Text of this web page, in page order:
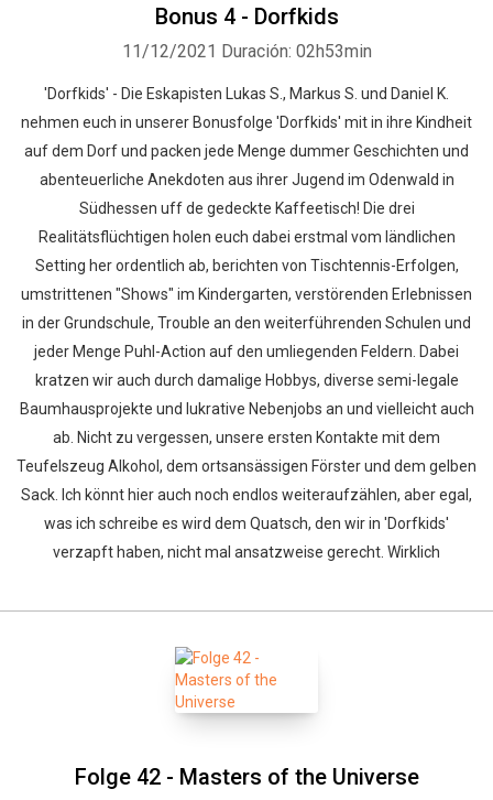
Bonus 4 - Dorfkids
11/12/2021 Duración: 02h53min
'Dorfkids' - Die Eskapisten Lukas S., Markus S. und Daniel K.
nehmen euch in unserer Bonusfolge 'Dorfkids' mit in ihre Kindheit
auf dem Dorf und packen jede Menge dummer Geschichten und
abenteuerliche Anekdoten aus ihrer Jugend im Odenwald in
Südhessen uff de gedeckte Kaffeetisch! Die drei
Realitätsflüchtigen holen euch dabei erstmal vom ländlichen
Setting her ordentlich ab, berichten von Tischtennis-Erfolgen,
umstrittenen "Shows" im Kindergarten, verstörenden Erlebnissen
in der Grundschule, Trouble an den weiterführenden Schulen und
jeder Menge Puhl-Action auf den umliegenden Feldern. Dabei
kratzen wir auch durch damalige Hobbys, diverse semi-legale
Baumhausprojekte und lukrative Nebenjobs an und vielleicht auch
ab. Nicht zu vergessen, unsere ersten Kontakte mit dem
Teufelszeug Alkohol, dem ortsansässigen Förster und dem gelben
Sack. Ich könnt hier auch noch endlos weiteraufzählen, aber egal,
was ich schreibe es wird dem Quatsch, den wir in 'Dorfkids'
verzapft haben, nicht mal ansatzweise gerecht. Wirklich
Folge 42 - Masters of the Universe